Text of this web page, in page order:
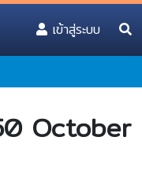
เข้าสู่ระบบ(current)
October